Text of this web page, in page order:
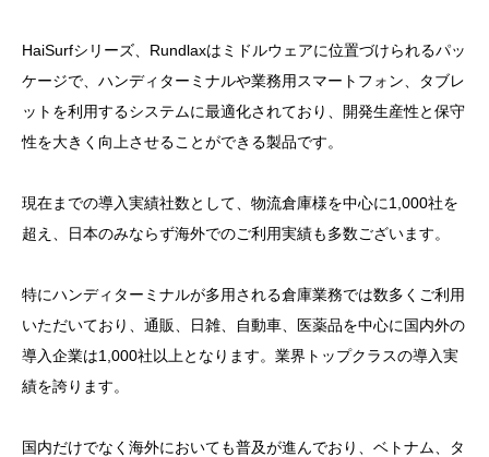
HaiSurfシリーズ、Rundlaxはミドルウェアに位置づけられるパッ
ケージで、ハンディターミナルや業務用スマートフォン、タブレ
ットを利用するシステムに最適化されており、開発生産性と保守
性を大きく向上させることができる製品です。
現在までの導入実績社数として、物流倉庫様を中心に1,000社を
超え、日本のみならず海外でのご利用実績も多数ございます。
特にハンディターミナルが多用される倉庫業務では数多くご利用
いただいており、通販、日雑、自動車、医薬品を中心に国内外の
導入企業は1,000社以上となります。業界トップクラスの導入実
績を誇ります。
国内だけでなく海外においても普及が進んでおり、ベトナム、タ